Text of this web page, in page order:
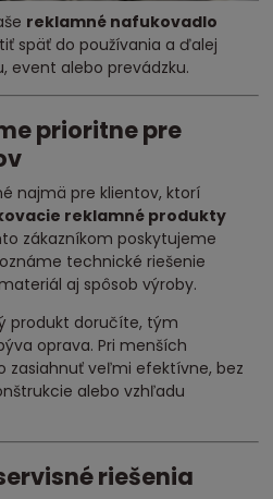
reklamné nafukovadlo
späť do používania a ďalej
event alebo prevádzku.
prioritne pre
najmä pre klientov, ktorí
reklamné produkty
zákazníkom poskytujeme
technické riešenie
aj spôsob výroby.
produkt doručíte, tým
oprava. Pri menších
zasiahnuť veľmi efektívne, bez
alebo vzhľadu
riešenia